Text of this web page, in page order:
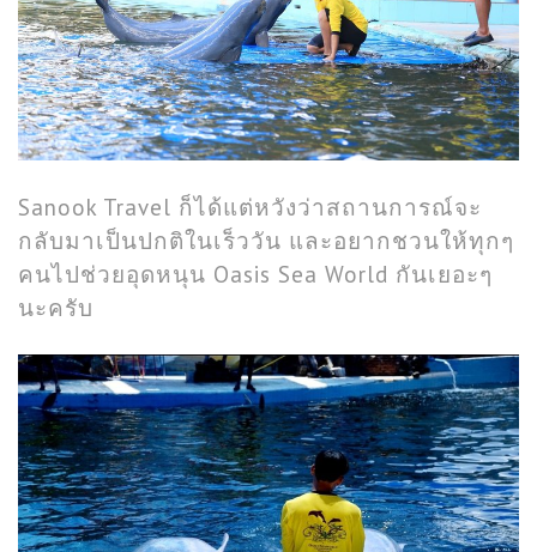
Sanook Travel ก็ได้แต่หวังว่าสถานการณ์จะ
กลับมาเป็นปกติในเร็ววัน และอยากชวนให้ทุกๆ
คนไปช่วยอุดหนุน Oasis Sea World กันเยอะๆ
นะครับ